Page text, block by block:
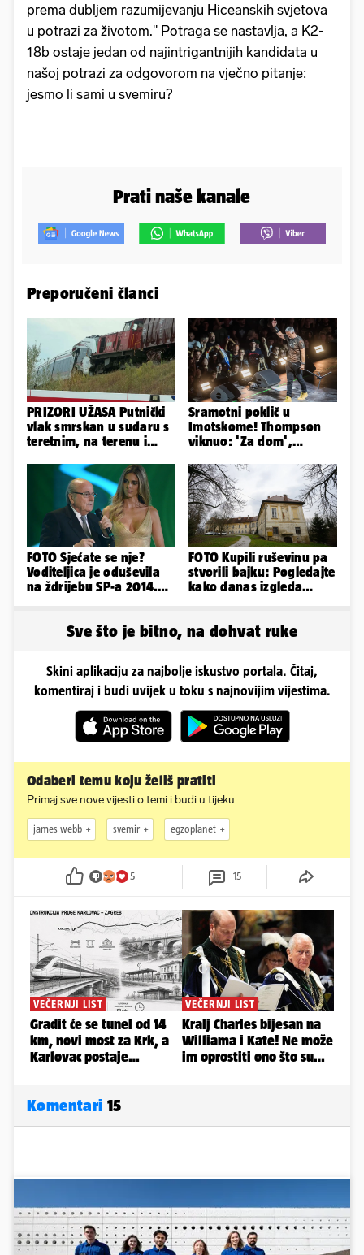
prema dubljem razumijevanju Hiceanskih svjetova
u potrazi za životom." Potraga se nastavlja, a K2-
18b ostaje jedan od najintrigantnijih kandidata u
našoj potrazi za odgovorom na vječno pitanje:
jesmo li sami u svemiru?
Prati naše kanale
Preporučeni članci
PRIZORI UŽASA Putnički
vlak smrskan u sudaru s
teretnim, na terenu i
Sramotni poklič u
Imotskome! Thompson
viknuo: 'Za dom',
'Spremni'
FOTO Sjećate se nje?
Voditeljica je oduševila
na ždrijebu SP-a 2014.
FOTO Kupili ruševinu pa
stvorili bajku: Pogledajte
kako danas izgleda
Sve što je bitno, na dohvat ruke
Skini aplikaciju za najbolje iskustvo portala. Čitaj,
komentiraj i budi uvijek u toku s najnovijim vijestima.
Odaberi temu koju želiš pratiti
Primaj sve nove vijesti o temi i budi u tijeku
james webb svemir egzoplanet
5 15
Komentari 15